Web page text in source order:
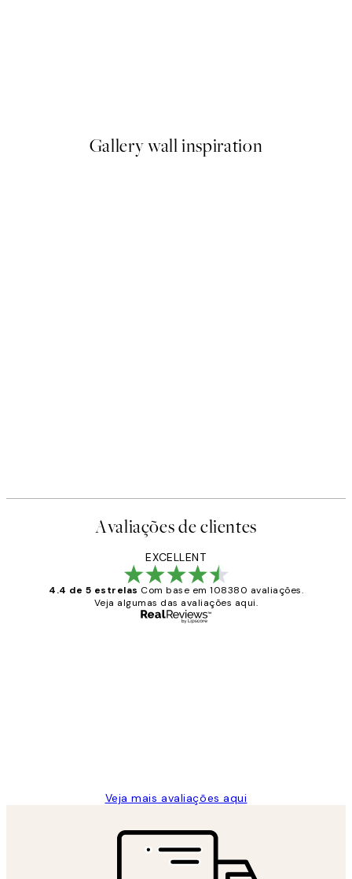
Gallery wall inspiration
Avaliações de clientes
EXCELLENT
4.4 de 5 estrelas Com base em 108380 avaliações.
Veja algumas das avaliações aqui.
Veja mais avaliações aqui